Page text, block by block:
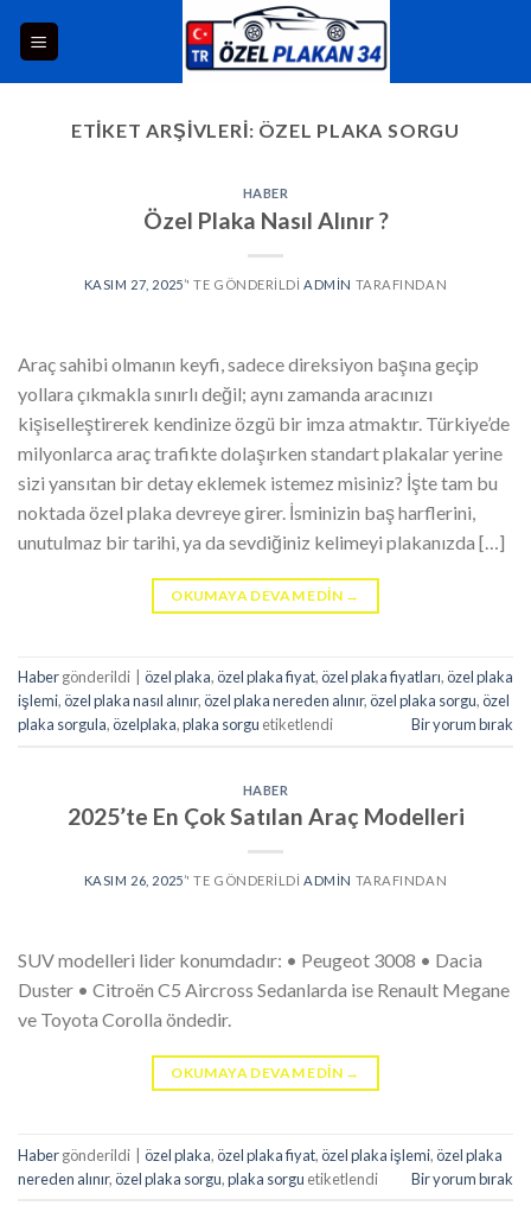
ETIKET ARŞIVLERI: ÖZEL PLAKA SORGU
HABER
Özel Plaka Nasıl Alınır ?
KASIM 27, 2025’' TE GÖNDERILDI ADMIN TARAFINDAN
Araç sahibi olmanın keyfi, sadece direksiyon başına geçip
yollara çıkmakla sınırlı değil; aynı zamanda aracınızı
kişiselleştirerek kendinize özgü bir imza atmaktır. Türkiye’de
milyonlarca araç trafikte dolaşırken standart plakalar yerine
sizi yansıtan bir detay eklemek istemez misiniz? İşte tam bu
noktada özel plaka devreye girer. İsminizin baş harflerini,
unutulmaz bir tarihi, ya da sevdiğiniz kelimeyi plakanızda […]
OKUMAYA DEVAM EDIN →
Habergönderildi özel plaka,özel plaka fiyat,özel plaka fiyatları,özel plaka
işlemi,özel plaka nasıl alınır,özel plaka nereden alınır,özel plaka sorgu,özel
plaka sorgula,özelplaka,plaka sorgu etiketlendi Bir yorum bırak
HABER
2025’te En Çok Satılan Araç Modelleri
KASIM 26, 2025’' TE GÖNDERILDI ADMIN TARAFINDAN
SUV modelleri lider konumdadır: • Peugeot 3008 • Dacia
Duster • Citroën C5 Aircross Sedanlarda ise Renault Megane
ve Toyota Corolla öndedir.
OKUMAYA DEVAM EDIN →
Habergönderildi özel plaka,özel plaka fiyat,özel plaka işlemi,özel plaka
nereden alınır,özel plaka sorgu,plaka sorgu etiketlendi Bir yorum bırak